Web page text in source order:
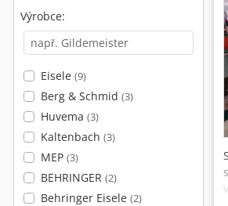
Výrobce:
Eisele (9)
Berg & Schmid (3)
Huvema (3)
Kaltenbach (3)
MEP (3)
BEHRINGER (2)
Behringer Eisele (2)